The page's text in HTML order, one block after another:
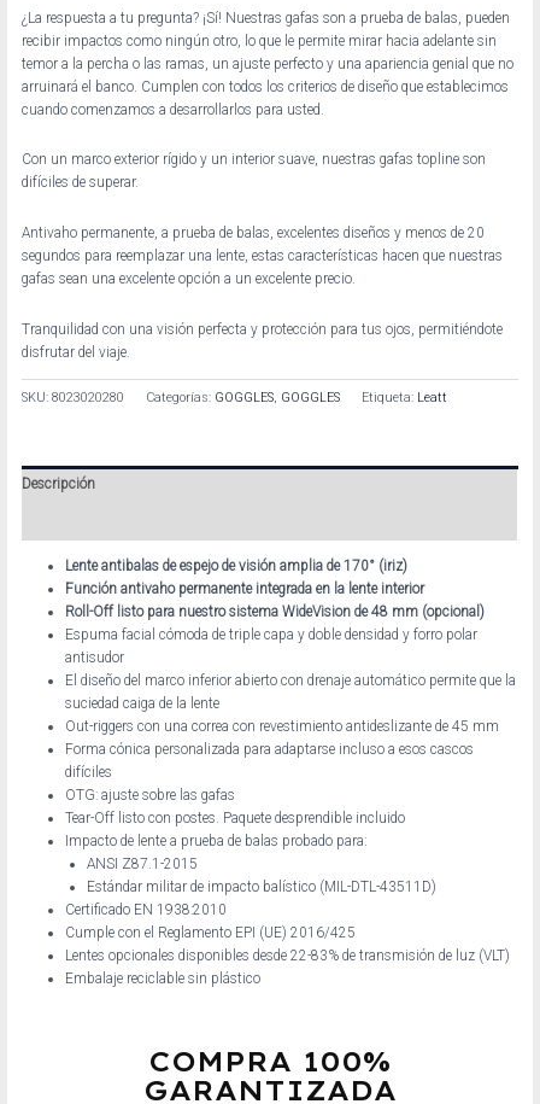
¿La respuesta a tu pregunta? ¡Sí! Nuestras gafas son a prueba de balas, pueden
recibir impactos como ningún otro, lo que le permite mirar hacia adelante sin
temor a la percha o las ramas, un ajuste perfecto y una apariencia genial que no
arruinará el banco. Cumplen con todos los criterios de diseño que establecimos
cuando comenzamos a desarrollarlos para usted.
Con un marco exterior rígido y un interior suave, nuestras gafas topline son
difíciles de superar.
Antivaho permanente, a prueba de balas, excelentes diseños y menos de 20
segundos para reemplazar una lente, estas características hacen que nuestras
gafas sean una excelente opción a un excelente precio.
Tranquilidad con una visión perfecta y protección para tus ojos, permitiéndote
disfrutar del viaje.
SKU:8023020280 Categorías: GOGGLES, GOGGLES Etiqueta: Leatt
Descripción
Lente antibalas de espejo de visión amplia de 170° (iriz)
Función antivaho permanente integrada en la lente interior
Roll-Off listo para nuestro sistema WideVision de 48 mm (opcional)
Espuma facial cómoda de triple capa y doble densidad y forro polar
antisudor
El diseño del marco inferior abierto con drenaje automático permite que la
suciedad caiga de la lente
Out-riggers con una correa con revestimiento antideslizante de 45 mm
Forma cónica personalizada para adaptarse incluso a esos cascos
difíciles
OTG: ajuste sobre las gafas
Tear-Off listo con postes. Paquete desprendible incluido
Impacto de lente a prueba de balas probado para:
ANSI Z87.1-2015
Estándar militar de impacto balístico (MIL-DTL-43511D)
Certificado EN 1938:2010
Cumple con el Reglamento EPI (UE) 2016/425
Lentes opcionales disponibles desde 22-83% de transmisión de luz (VLT)
Embalaje reciclable sin plástico
COMPRA 100%
GARANTIZADA